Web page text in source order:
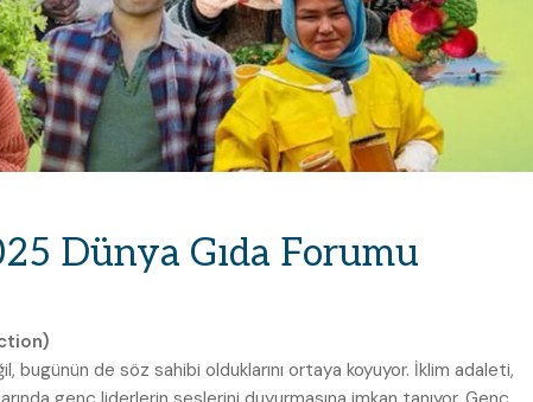
Dünya Gıda Forumu
bugünün de söz sahibi olduklarını ortaya koyuyor. İklim adaleti,